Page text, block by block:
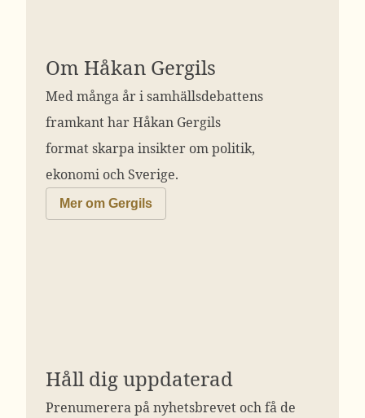
Om Håkan Gergils
Med många år i samhällsdebattens
framkant har Håkan Gergils
format skarpa insikter om politik,
ekonomi och Sverige.
Mer om Gergils
Håll dig uppdaterad
Prenumerera på nyhetsbrevet och få de